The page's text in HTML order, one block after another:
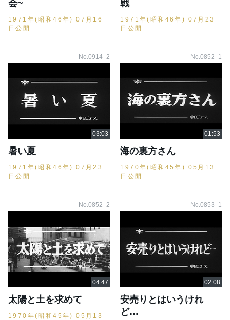
会~
1971年(昭和46年) 07月16
日公開
戦
1971年(昭和46年) 07月23
日公開
No.0914_2
暑い夏
1971年(昭和46年) 07月23
日公開
No.0852_1
海の裏方さん
1970年(昭和45年) 05月13
日公開
No.0852_2
太陽と土を求めて
1970年(昭和45年) 05月13
No.0853_1
安売りとはいうけれ
ど…